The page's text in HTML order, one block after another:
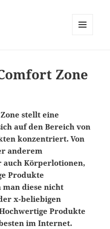
Zone
stellt eine
auf den Bereich von
konzentriert. Von
anderem
Körperlotionen,
Produkte
diese nicht
x-beliebigen
Produkte
im Internet.